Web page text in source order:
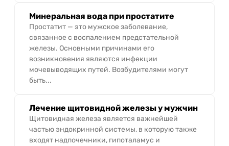
Минеральная вода при простатите
Простатит — это мужское заболевание,
связанное с воспалением предстательной
железы. Основными причинами его
возникновения являются инфекции
мочевыводящих путей. Возбудителями могут
быть...
Лечение щитовидной железы у мужчин
Щитовидная железа является важнейшей
частью эндокринной системы, в которую также
входят надпочечники, гипоталамус и